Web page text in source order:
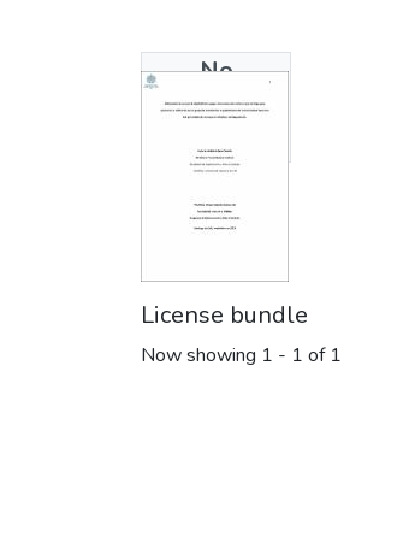
No
Thumbnail
Available
License bundle
Now showing 1 - 1 of 1